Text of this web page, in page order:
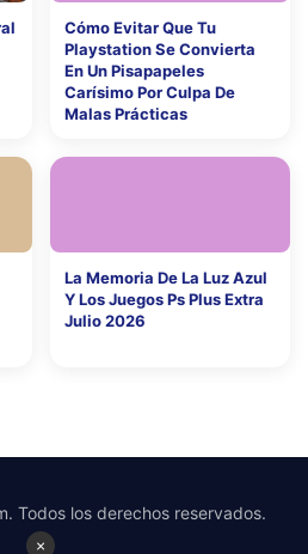
Cómo Evitar Que Tu
Playstation Se Convierta
En Un Pisapapeles
Carísimo Por Culpa De
Malas Prácticas
La Memoria De La Luz Azul
Y Los Juegos Ps Plus Extra
Julio 2026
×
Todos los derechos reservados.